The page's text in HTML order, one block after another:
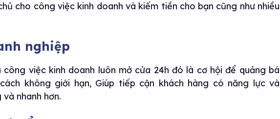
cho công việc kinh doanh và kiếm tiền cho bạn cũng như nhiều
nghiệp
công việc kinh doanh luôn mở cửa 24h đó là cơ hội để quảng bá
không giới hạn, Giúp tiếp cận khách hàng có năng lực và
nhanh hơn.